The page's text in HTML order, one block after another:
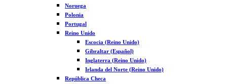
Noruega
Polonia
Portugal
Reino Unido
Escocia (Reino Unido)
Gibraltar (Español)
Inglaterra (Reino Unido)
Irlanda del Norte (Reino Unido)
República Checa